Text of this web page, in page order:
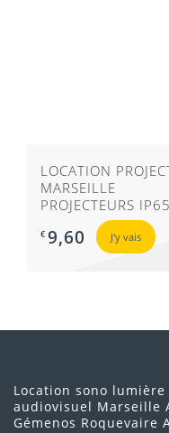
LOCATION
MARSEILLE
PROJECTEURS
€ 9,60 J'y vais
Location sono
audiovisuel Marseille
Gémenos Roquevaire